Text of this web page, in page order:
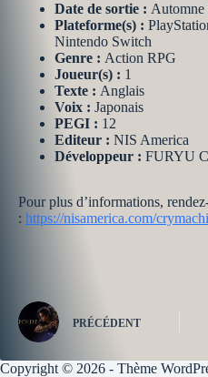
Date de sortie : Automne
Plateforme(s) :
Nintendo Switch
Genre : Action RPG
Joueur(s) : 1
Texte : Anglais
Voix : Japonais
PEGI : 12
Editeur : NIS America
Développeur : FURYU
Pour plus d’informations,
: https://nisamerica.com/
PRÉCÉDENT
Copyright © 2026 - Thème